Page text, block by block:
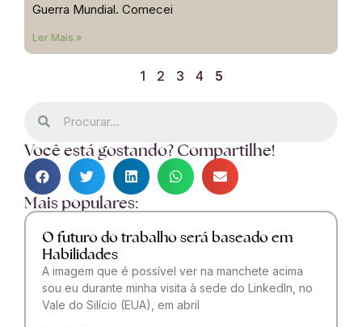
Guerra Mundial. Comecei
Ler Mais »
1 2 3 4 5
Você está gostando? Compartilhe!
Mais populares:
O futuro do trabalho será baseado em
Habilidades
A imagem que é possível ver na manchete acima
sou eu durante minha visita à sede do LinkedIn, no
Vale do Silício (EUA), em abril